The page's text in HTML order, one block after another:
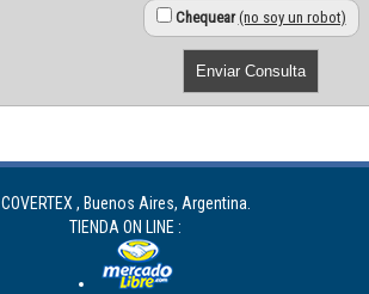
Chequear(no soy un robot)
COVERTEX , Buenos Aires, Argentina.
TIENDA ON LINE :